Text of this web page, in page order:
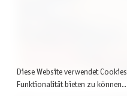
Diese Website verwendet
Funktionalität bieten zu